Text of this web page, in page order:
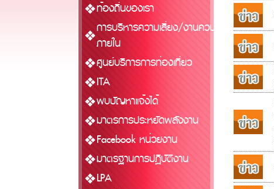
ท้องถิ่นของเรา
การบริหารความเสี่ยง/งานควบคุม
ภายใน
ศูนย์บริการการท่องเที่ยว
ITA
พบปัญหาแจ้งได้
มาตรการประหยัดพลังงาน
Facebook หน่วยงาน
มาตรฐานการปฏิบัติงาน
LPA